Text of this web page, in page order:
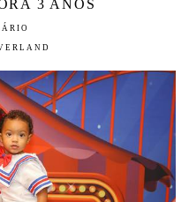
3 ANOS